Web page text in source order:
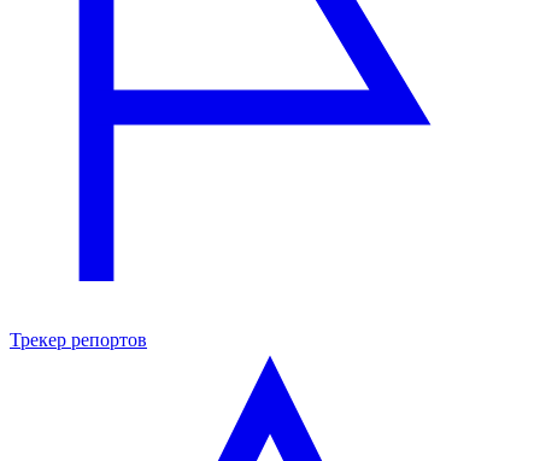
Трекер репортов